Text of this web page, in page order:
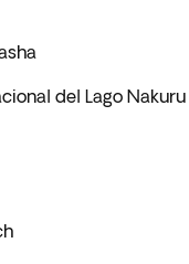
del Lago Nakuru